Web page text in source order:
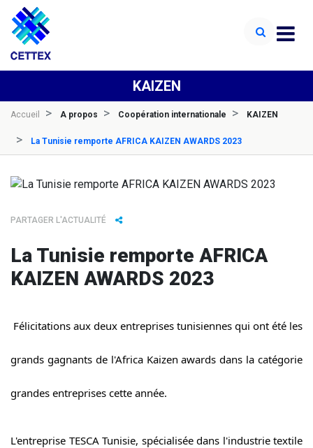
KAIZEN
Accueil A propos Coopération internationale KAIZEN
La Tunisie remporte AFRICA KAIZEN AWARDS 2023
PARTAGER L'ACTUALITÉ
La Tunisie remporte AFRICA
KAIZEN AWARDS 2023
grands gagnants de l'Africa Kaizen awards dans la catégorie
grandes entreprises cette année.
L'entreprise TESCA Tunisie, spécialisée dans l'industrie textile